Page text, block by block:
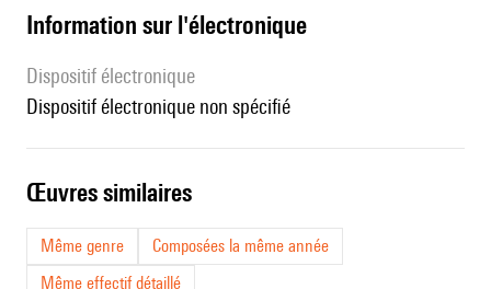
Information sur l'électronique
Dispositif électronique
dispositif électronique non spécifié
œuvres similaires
Même genre
Composées la même année
Même effectif détaillé